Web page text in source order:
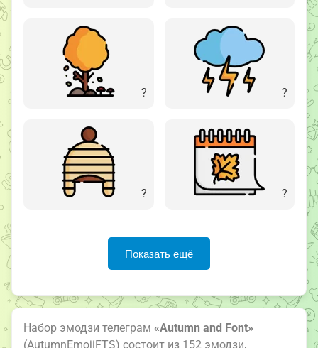
? ?
? ?
Показать ещё
Набор эмодзи телеграм «Autumn and Font»
(AutumnEmojiFTS) состоит из 152 эмодзи,